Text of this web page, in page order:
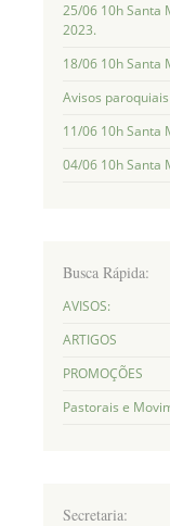
25/06 10h Santa
2023.
18/06 10h Santa
Avisos
11/06 10h Santa
04/06 10h Santa
Busca Rápida:
AVISOS:
ARTIGOS
PROMOÇÕES
Pastorais e
Secretaria: